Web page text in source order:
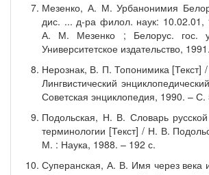
Мезенко, А. М. Урбанонимия
дис. ... д-ра филол. наук: 10.02.01,
А. М. Мезенко ; Белорус. гос.
Университетское издательство,
Нерознак, В. П. Топонимика [Текст]
Лингвистический
Советская энциклопедия, 1990. – С.
Подольская, Н. В. Словарь
терминологии [Текст] / Н. В.
М. : Наука, 1988. – 192 с.
Суперанская, А. В. Имя через века